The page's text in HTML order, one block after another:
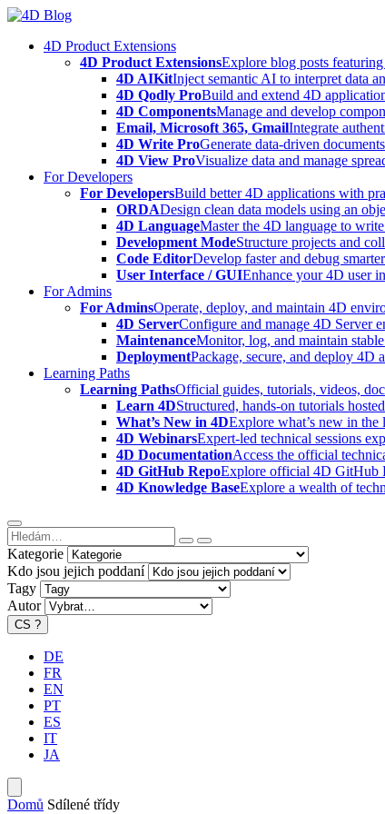
Skip
content4D Product Extensions
4D Product ExtensionsExplore blog posts
4D AIKitInject semantic AI to interpret data
4D Qodly ProBuild and extend 4D
4D ComponentsManage and develop
Email, Microsoft 365, GmailIntegrate
4D Write ProGenerate data-driven
4D View ProVisualize data and manage
For Developers
For DevelopersBuild better 4D applications with
ORDADesign clean data models using an
4D LanguageMaster the 4D language to
Development ModeStructure projects and
Code EditorDevelop faster and debug
User Interface / GUIEnhance your 4D user
For Admins
For AdminsOperate, deploy, and maintain 4D
4D ServerConfigure and manage 4D Server
MaintenanceMonitor, log, and maintain
DeploymentPackage, secure, and deploy 4D
Learning Paths
Learning PathsOfficial guides, tutorials, videos,
Learn 4DStructured, hands-on tutorials
What’s New in 4DExplore what’s new in the
4D WebinarsExpert-led technical sessions
4D DocumentationAccess the official
4D GitHub RepoExplore official 4D GitHub
4D Knowledge BaseExplore a wealth of
Kategorie
Kdo jsou jejich poddaní
Tagy
Autor
CS ?
DE
FR
EN
PT
ES
IT
JA
Domů Sdílené třídy